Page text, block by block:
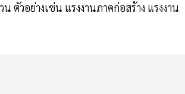
วอย่างเช่น แรงงานภาคก่อสร้าง แรงงาน